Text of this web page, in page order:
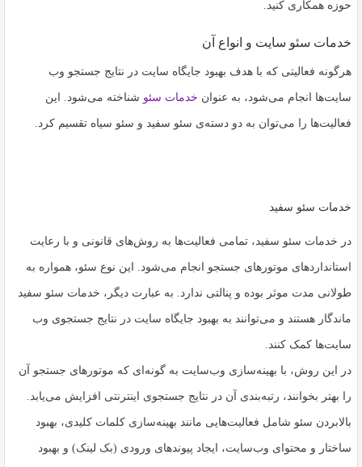
حوزه همکاری کنید.
خدمات سئو سایت و انواع آن
هرگونه فعالیتی که با هدف بهبود جایگاه سایت در نتایج جستجو وب
سایت‌ها انجام می‌شود، به عنوان خدمات سئو شناخته می‌شود. این
فعالیت‌ها را می‌توان به دو دسته‌ی سئو سفید و سئو سیاه تقسیم کرد.
خدمات سئو سفید
در خدمات سئو سفید، تمامی فعالیت‌ها به روش‌های قانونی و با رعایت
استانداردهای موتورهای جستجو انجام می‌شود. این نوع سئو، همواره به
طولانی مدت موثر بوده و پنالتی ندارد. به عبارت دیگر، خدمات سئو سفید
ماندگار هستند و می‌توانند به بهبود جایگاه سایت در نتایج جستجوی وب
سایت‌ها کمک کنند.
در این روش، با بهینه‌سازی وب‌سایت به گونه‌ای که موتورهای جستجو آن
را بهتر بخوانند، رتبه‌بندی آن در نتایج جستجوی اینترنتی افزایش می‌یابد.
بالابردن سئو شامل فعالیت‌هایی مانند بهینه‌سازی کلمات کلیدی، بهبود
ساختار و محتوای وب‌سایت، ایجاد پیوندهای ورودی (بک لینک) و بهبود